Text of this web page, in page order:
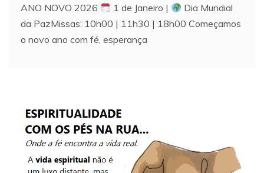
ANO NOVO 2026 1 de Janeiro |
Dia Mundial
da PazMissas: 10h00 | 11h30 | 18h00 Começamos
o novo ano com fé, esperança